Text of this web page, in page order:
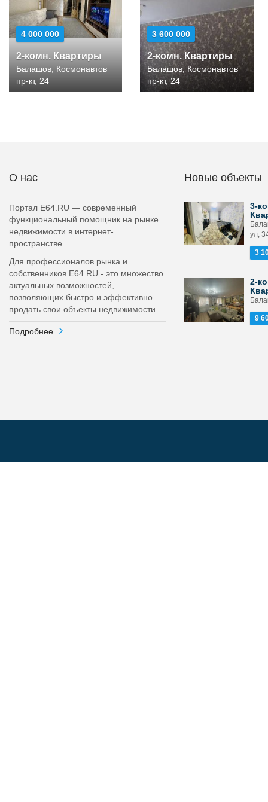
4 000 000
2-комн. Квартиры
Балашов, Космонавтов
пр-кт, 24
3 600 000
2-комн. Квартиры
Балашов, Космонавтов
пр-кт, 24
О нас
Портал E64.RU — современный
функциональный помощник на рынке
недвижимости в интернет-
пространстве.
Для профессионалов рынка и
собственников E64.RU - это множество
актуальных возможностей,
позволяющих быстро и эффективно
продать свои объекты недвижимости.
Подробнее
Новые объекты
3-
ул,
3
2-
9